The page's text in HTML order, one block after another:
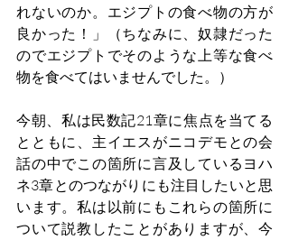
れないのか。エジプトの食べ物の方が
良かった！」（ちなみに、奴隷だった
のでエジプトでそのような上等な食べ
物を食べてはいませんでした。）
今朝、私は民数記21章に焦点を当てる
とともに、主イエスがニコデモとの会
話の中でこの箇所に言及しているヨハ
ネ3章とのつながりにも注目したいと思
います。私は以前にもこれらの箇所に
ついて説教したことがありますが、今